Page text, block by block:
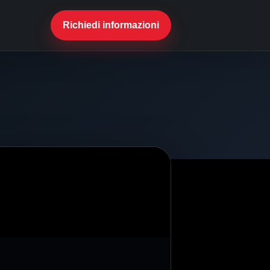
Richiedi informazioni